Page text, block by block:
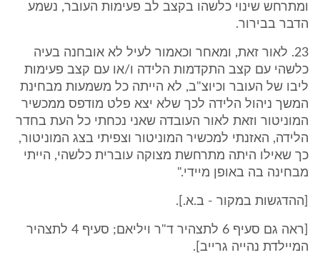
ומתרחש שינוי כלשהו בקצב לב פעימות העובר, נשמע
הדבר בבירור.
23. לאור זאת, ומאחר וכאמור לעיל לא אובחנה בעיה
כלשהי עם קצב התקדמות הלידה ו/או עם קצב פעימות
ליבו של העובר וכיוצ"ב, לא הייתה כל משמעות מבחינת
המשך ניהול הלידה לכך שלא יצא פלט מודפס ממכשיר
המוניטור וזאת לאור העובדה שאני נכחתי כל העת בחדר
הלידה, האזנתי למכשיר המוניטור וצפיתי בצג המוניטור,
כך שאילו היתה מתרחשת מצוקה עוברית כלשהי, הייתי
מבחינה בה באופן מיידי."
[ההדגשות במקור - ב.א.].
[ראה גם סעיף 6 לתצהיר ד"ר ויליאם; סעיף 4 לתצהיר
המיילדת נהייה גרייב].